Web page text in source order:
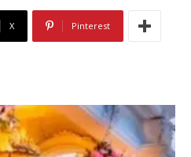
X Pinterest